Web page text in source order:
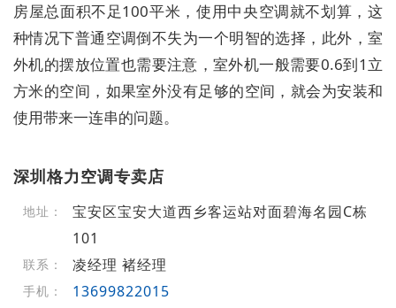
房屋总面积不足100平米，使用中央空调就不划算，这
种情况下普通空调倒不失为一个明智的选择，此外，室
外机的摆放位置也需要注意，室外机一般需要0.6到1立
方米的空间，如果室外没有足够的空间，就会为安装和
使用带来一连串的问题。
深圳格力空调专卖店
地址：
宝安区宝安大道西乡客运站对面碧海名园C栋
101
联系： 凌经理 褚经理
手机： 13699822015